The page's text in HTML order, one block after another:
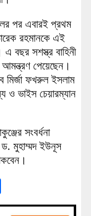
পর এবারই প্রথম
রহমানকে এই
বছর সশস্ত্র বাহিনী
পেয়েছেন।
মির্জা ফখরুল ইসলাম
ও ভাইস চেয়ারম্যান
সংবর্ধনা
ড. মুহাম্মদ ইউনূস